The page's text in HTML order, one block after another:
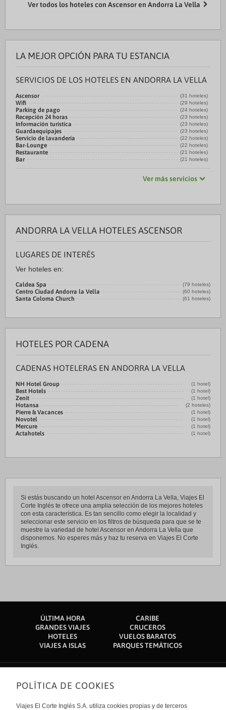
Ver todos los hoteles con Ascensor en Andorra La Vella
LA MEJOR OPCIÓN PARA TU ESTANCIA
SERVICIOS DE LOS HOTELES EN ANDORRA LA VELLA
Ascensor (31 hoteles)
Wifi (29 hoteles)
Parking de pago (24 hoteles)
Recepción 24 horas (23 hoteles)
Información turística (23 hoteles)
Guardaequipajes (23 hoteles)
Servicio de lavandería (22 hoteles)
Bar-Lounge (22 hoteles)
Restaurante (21 hoteles)
Bar (21 hoteles)
Ver más servicios
ANDORRA LA VELLA HOTELES ASCENSOR
LUGARES DE INTERÉS
Ver hoteles en:
Caldea Spa (79 hoteles)
Centro Ciudad Andorra la Vella (60 hoteles)
Santa Coloma Church (61 hoteles)
HOTELES POR CADENA
CADENAS HOTELERAS EN ANDORRA LA VELLA
NH Hotel Group (1 hotel)
Best Hotels (1 hotel)
Zenit (1 hotel)
Hotansa (2 hoteles)
Pierre & Vacances (1 hotel)
Novotel (1 hotel)
Mercure (1 hotel)
Actahotels (1 hotel)
Si estás buscando un hotel Ascensor en Andorra La Vella, Viajes El
Corte Inglés te ofrece una amplia selección de los mejores hoteles
con esta característica. Es tan sencillo como elegir la localidad y
seleccionar este servicio en los filtros de búsqueda para que se te
muestre la variedad de hotel Ascensor en Andorra La Vella que
disponemos. No esperes más y haz tu reserva en Viajes El Corte
Inglés.
ÚLTIMA HORA
CARIBE
GRANDES VIAJES
CRUCEROS
HOTELES
VUELOS BARATOS
VIAJES A ISLAS
PARQUES TEMÁTICOS
Sobre nosotros
Quiénes somos
POLÍTICA DE COOKIES
Viajes El Corte Inglés S.A. utiliza cookies propias y de terceros